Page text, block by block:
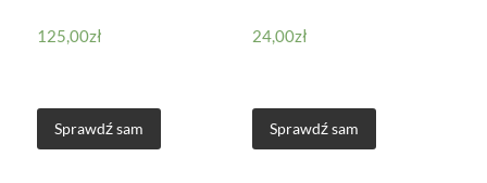
125,00zł
Sprawdź sam
24,00zł
Sprawdź sam